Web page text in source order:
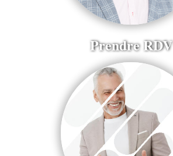
Prendre RDV